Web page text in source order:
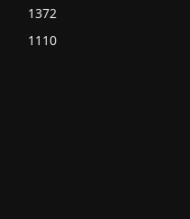
1372
1110